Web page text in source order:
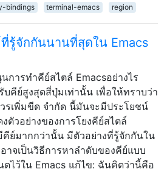
bindings terminal-emacs region
รู้จักกันนานที่สุดใน Emacs
การทำคีย์สไตล์ Emacsอย่างไร
บคีย์สูงสุดสี่ปุ่มเท่านั้น เพื่อให้ทราบว่า
วรเพิ่มขีด จำกัด นี้มันจะมีประโยชน์
ตัวอย่างของการโยงคีย์สไตล์
คีย์มากกว่านั้น มีตัวอย่างที่รู้จักกันใน
าจเป็นวิธีการหาลำดับของคีย์แบบ
ดไว้ใน Emacs แก้ไข: ฉันคิดว่านี้คือ